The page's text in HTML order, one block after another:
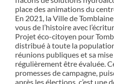
place des animations du
En 2021, la Ville de
vous de l’histoire avec
Projet éco-citoyen pour
distribué à toute la
réunions publiques et sa
régulièrement être évaluée.
promesses de campagne,
après les élections, c’est une